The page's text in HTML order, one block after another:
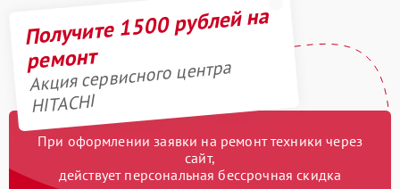
Получите 1500 рублей на
ремонт
Акция сервисного центра
HITACHI
При оформлении заявки на ремонт техники через
сайт,
действует персональная бессрочная скидка